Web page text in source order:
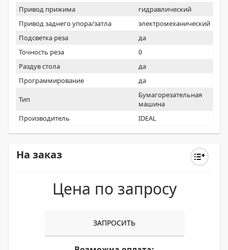
Привод прижима
гидравлический
Привод заднего упора/затла
электромеханический
Подсветка реза
да
Точность реза
0
Раздув стола
да
Программирование
да
Тип
Бумагорезательная
машина
Производитель
IDEAL
На заказ
Цена по запросу
ЗАПРОСИТЬ